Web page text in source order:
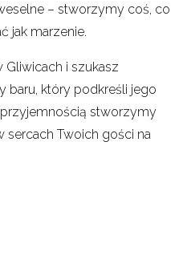
– stworzymy coś, co
jak marzenie.
Gliwicach i szukasz
baru, który podkreśli jego
przyjemnością stworzymy
sercach Twoich gości na